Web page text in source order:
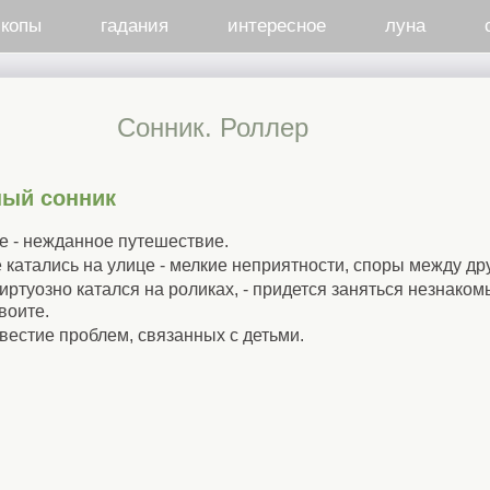
гадания интересное луна
Сонник. Роллер
сонник
нежданное путешествие.
на улице - мелкие неприятности, споры между
катался на роликах, - придется заняться
проблем, связанных с детьми.